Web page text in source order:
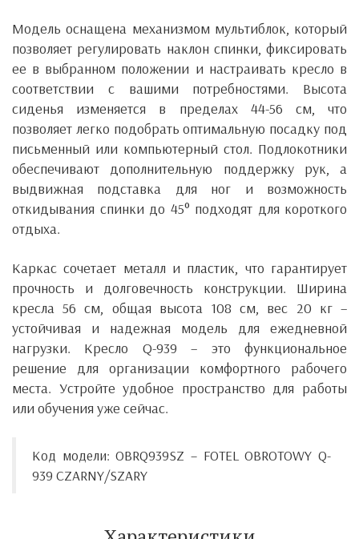
Модель оснащена механизмом мультиблок, который
позволяет регулировать наклон спинки, фиксировать
ее в выбранном положении и настраивать кресло в
соответствии с вашими потребностями. Высота
сиденья изменяется в пределах 44-56 см, что
позволяет легко подобрать оптимальную посадку под
письменный или компьютерный стол. Подлокотники
обеспечивают дополнительную поддержку рук, а
выдвижная подставка для ног и возможность
откидывания спинки до 45° подходят для короткого
отдыха.
Каркас сочетает металл и пластик, что гарантирует
прочность и долговечность конструкции. Ширина
кресла 56 см, общая высота 108 см, вес 20 кг –
устойчивая и надежная модель для ежедневной
нагрузки. Кресло Q-939 – это функциональное
решение для организации комфортного рабочего
места. Устройте удобное пространство для работы
или обучения уже сейчас.
Код модели: OBRQ939SZ – FOTEL OBROTOWY Q-
939 CZARNY/SZARY